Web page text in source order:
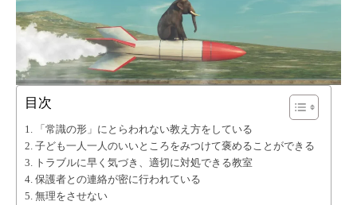
目次
「常識の形」にとらわれない教え方をしている
子ども一人一人のいいところをみつけて褒めることができる
トラブルに早く気づき、適切に対処できる教室
保護者との連絡が密に行われている
無理をさせない